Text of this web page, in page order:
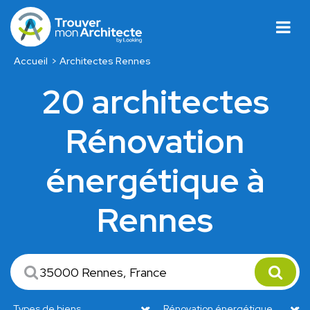
Accueil Architectes Rennes
20 architectes
Rénovation
énergétique à
Rennes